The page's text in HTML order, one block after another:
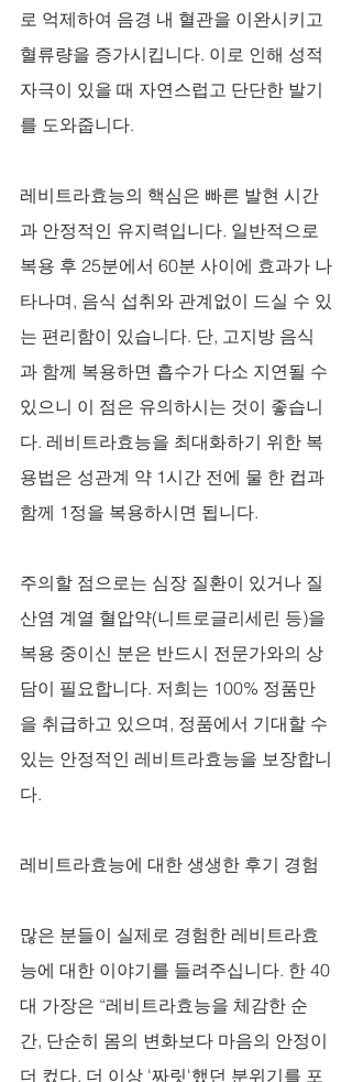
로 억제하여 음경 내 혈관을 이완시키고
혈류량을 증가시킵니다. 이로 인해 성적
자극이 있을 때 자연스럽고 단단한 발기
를 도와줍니다.
레비트라효능의 핵심은 빠른 발현 시간
과 안정적인 유지력입니다. 일반적으로
복용 후 25분에서 60분 사이에 효과가 나
타나며, 음식 섭취와 관계없이 드실 수 있
는 편리함이 있습니다. 단, 고지방 음식
과 함께 복용하면 흡수가 다소 지연될 수
있으니 이 점은 유의하시는 것이 좋습니
다. 레비트라효능을 최대화하기 위한 복
용법은 성관계 약 1시간 전에 물 한 컵과
함께 1정을 복용하시면 됩니다.
주의할 점으로는 심장 질환이 있거나 질
산염 계열 혈압약(니트로글리세린 등)을
복용 중이신 분은 반드시 전문가와의 상
담이 필요합니다. 저희는 100% 정품만
을 취급하고 있으며, 정품에서 기대할 수
있는 안정적인 레비트라효능을 보장합니
다.
레비트라효능에 대한 생생한 후기 경험
많은 분들이 실제로 경험한 레비트라효
능에 대한 이야기를 들려주십니다. 한 40
대 가장은 “레비트라효능을 체감한 순
간, 단순히 몸의 변화보다 마음의 안정이
더 컸다. 더 이상 '짜릿'했던 분위기를 포